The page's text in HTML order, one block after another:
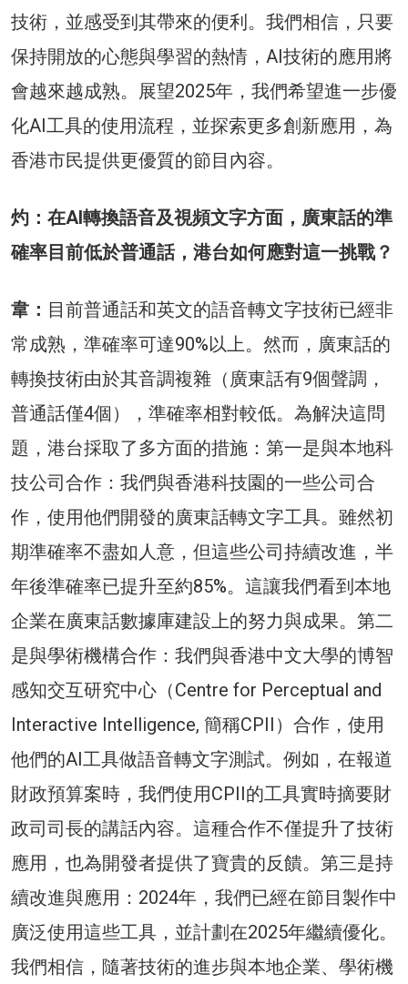
技術，並感受到其帶來的便利。我們相信，只要
保持開放的心態與學習的熱情，AI技術的應用將
會越來越成熟。展望2025年，我們希望進一步優
化AI工具的使用流程，並探索更多創新應用，為
香港市民提供更優質的節目內容。
灼：在AI轉換語音及視頻文字方面，廣東話的準
確率目前低於普通話，港台如何應對這一挑戰？
韋： 目前普通話和英文的語音轉文字技術已經非
常成熟，準確率可達90%以上。然而，廣東話的
轉換技術由於其音調複雜（廣東話有9個聲調，
普通話僅4個），準確率相對較低。為解決這問
題，港台採取了多方面的措施：第一是與本地科
技公司合作：我們與香港科技園的一些公司合
作，使用他們開發的廣東話轉文字工具。雖然初
期準確率不盡如人意，但這些公司持續改進，半
年後準確率已提升至約85%。這讓我們看到本地
企業在廣東話數據庫建設上的努力與成果。第二
是與學術機構合作：我們與香港中文大學的博智
感知交互研究中心（Centre for Perceptual and
Interactive Intelligence, 簡稱CPII）合作，使用
他們的AI工具做語音轉文字測試。例如，在報道
財政預算案時，我們使用CPII的工具實時摘要財
政司司長的講話內容。這種合作不僅提升了技術
應用，也為開發者提供了寶貴的反饋。第三是持
續改進與應用：2024年，我們已經在節目製作中
廣泛使用這些工具，並計劃在2025年繼續優化。
我們相信，隨著技術的進步與本地企業、學術機